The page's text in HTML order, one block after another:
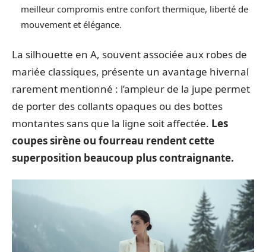
meilleur compromis entre confort thermique, liberté de
mouvement et élégance.
La silhouette en A, souvent associée aux robes de
mariée classiques, présente un avantage hivernal
rarement mentionné : l’ampleur de la jupe permet
de porter des collants opaques ou des bottes
montantes sans que la ligne soit affectée. Les
coupes sirène ou fourreau rendent cette
superposition beaucoup plus contraignante.